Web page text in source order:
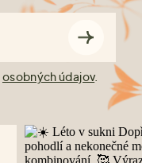
osobných údajov.